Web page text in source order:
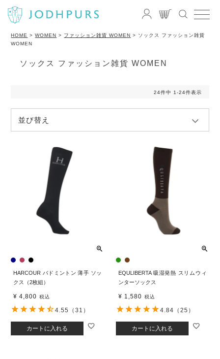
HOME WOMEN ファッション雑貨 WOMEN
ソックス ファッション雑貨
WOMEN
ソックス ファッション雑貨 WOMEN
並び替え
24件中 1 -24件表示
HARCOUR バドミントン 薄手 ソッ
クス（2枚組）
¥ 4,800 税込
カートに入れる
4.55 （31）
EQULIBERTA 吸湿発熱 スリムウィ
ンターソックス
¥ 1,580 税込
カートに入れる
4.84 （25）